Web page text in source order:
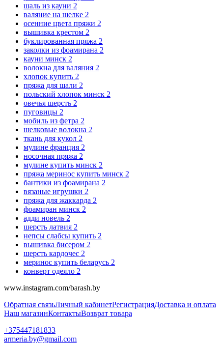
шаль из кауни 2
валяние на шелке 2
осенние цвета пряжи 2
вышивка крестом 2
буклированная пряжа 2
заколки из фоамирана 2
кауни минск 2
волокна для валяния 2
хлопок купить 2
пряжа для шали 2
польский хлопок минск 2
овечья шерсть 2
пуговицы 2
мобиль из фетра 2
шелковые волокна 2
ткань для кукол 2
мулине франция 2
носочная пряжа 2
мулине купить минск 2
пряжа меринос купить минск 2
бантики из фоамирана 2
вязаные игрушки 2
пряжа для жаккарда 2
фоамиран минск 2
адди новель 2
шерсть латвия 2
непсы слабсы купить 2
вышивка бисером 2
шерсть кардочес 2
меринос купить беларусь 2
конверт одеяло 2
www.instagram.com/barash.by
Обратная связьЛичный кабинетРегистрацияДоставка и оплата
Наш магазинКонтактыВозврат товара
+375447181833
armeria.by@gmail.com